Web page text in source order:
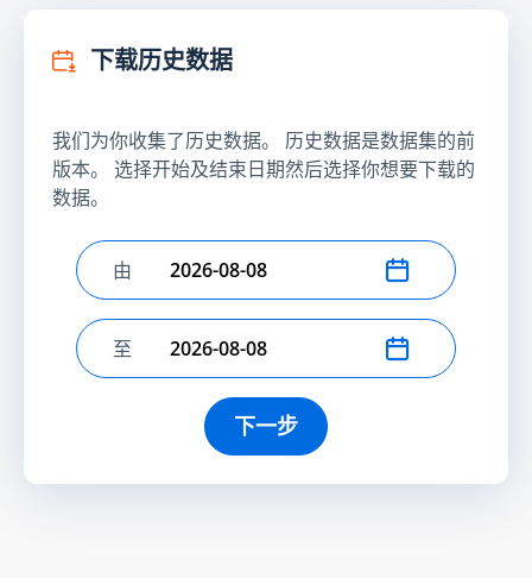
下载历史数据
我们为你收集了历史数据。 历史数据是数据集的前
版本。 选择开始及结束日期然后选择你想要下载的
数据。
选择开始日期
由
选择结束日期
至
下一步